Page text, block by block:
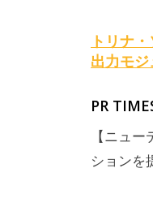
トリナ
出力モ
PR
【ニュー
ションを